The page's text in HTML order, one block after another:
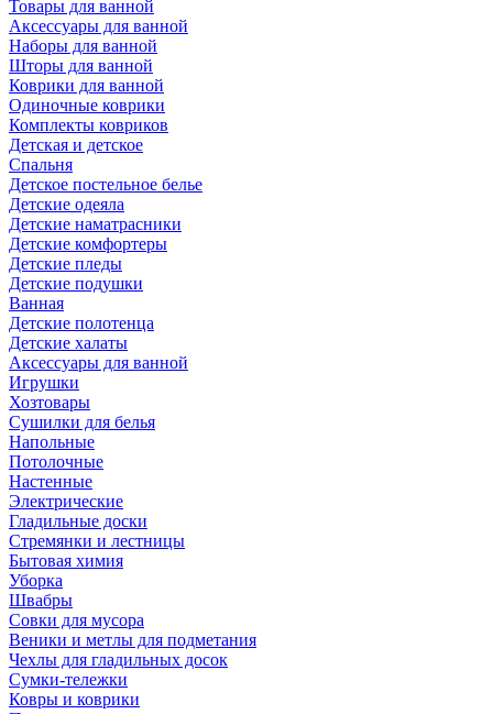
Товары для ванной
Аксессуары для ванной
Наборы для ванной
Шторы для ванной
Коврики для ванной
Одиночные коврики
Комплекты ковриков
Детская и детское
Спальня
Детское постельное белье
Детские одеяла
Детские наматрасники
Детские комфортеры
Детские пледы
Детские подушки
Ванная
Детские полотенца
Детские халаты
Аксессуары для ванной
Игрушки
Хозтовары
Сушилки для белья
Напольные
Потолочные
Настенные
Электрические
Гладильные доски
Стремянки и лестницы
Бытовая химия
Уборка
Швабры
Совки для мусора
Веники и метлы для подметания
Чехлы для гладильных досок
Сумки-тележки
Ковры и коврики